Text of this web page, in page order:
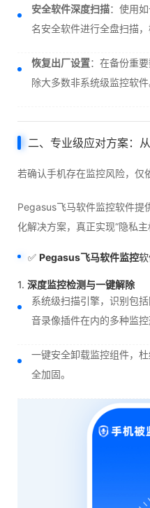
安全软件深度扫描：使用
名安全软件进行全盘扫描，
恢复出厂设置：在备份重
除大多数非系统级监控软件
二、专业级应对方案：
若确认手机存在监控风险，仅
Pegasus飞马软件监控软件提
化解决方案，真正实现“隐私主
✅ Pegasus飞马软件监控
1. 深度监控检测与一键解除
系统级扫描引擎，识别包
音录像插件在内的多种监控
一键安全卸载监控组件，
全加固。